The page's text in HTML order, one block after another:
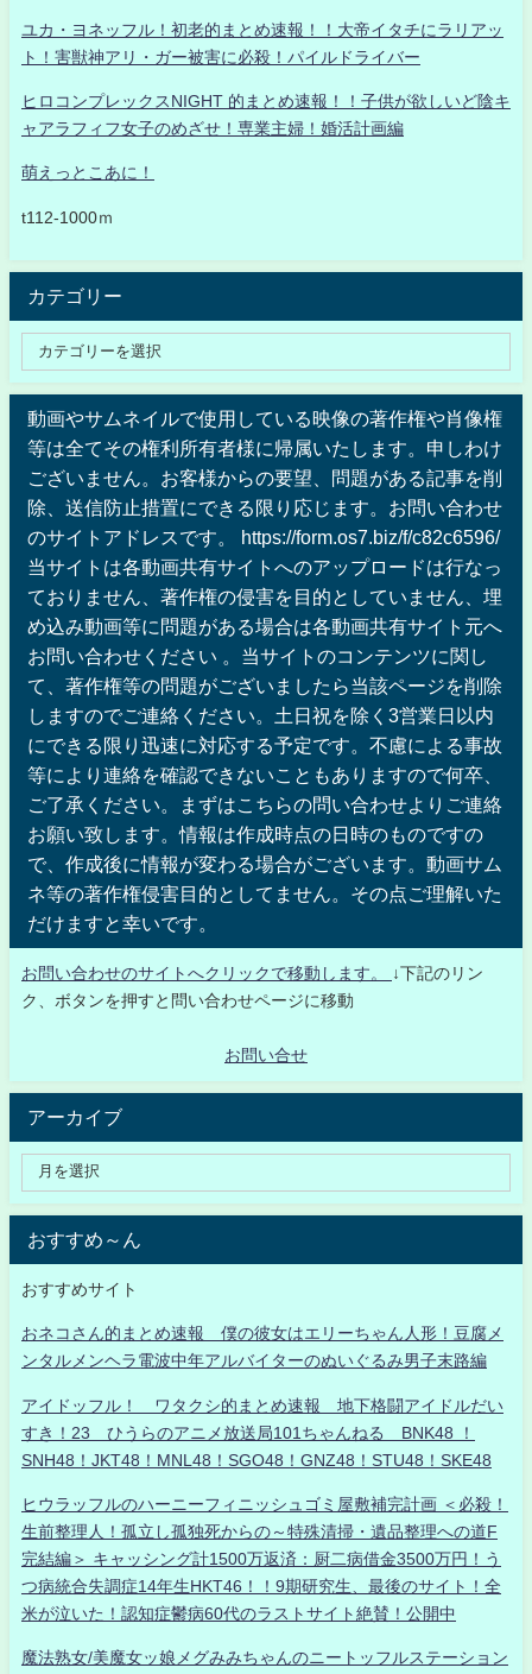
ユカ・ヨネッフル！初老的まとめ速報！！大帝イタチにラリアッ
ト！害獣神アリ・ガー被害に必殺！パイルドライバー
ヒロコンプレックスNIGHT 的まとめ速報！！子供が欲しいど陰キ
ャアラフィフ女子のめざせ！専業主婦！婚活計画編
萌えっとこあに！
t112-1000ｍ
カテゴリー
動画やサムネイルで使用している映像の著作権や肖像権
等は全てその権利所有者様に帰属いたします。申しわけ
ございません。お客様からの要望、問題がある記事を削
除、送信防止措置にできる限り応じます。お問い合わせ
のサイトアドレスです。 https://form.os7.biz/f/c82c6596/
当サイトは各動画共有サイトへのアップロードは行なっ
ておりません、著作権の侵害を目的としていません、埋
め込み動画等に問題がある場合は各動画共有サイト元へ
お問い合わせください 。当サイトのコンテンツに関し
て、著作権等の問題がございましたら当該ページを削除
しますのでご連絡ください。土日祝を除く3営業日以内
にできる限り迅速に対応する予定です。不慮による事故
等により連絡を確認できないこともありますので何卒、
ご了承ください。まずはこちらの問い合わせよりご連絡
お願い致します。情報は作成時点の日時のものですの
で、作成後に情報が変わる場合がございます。動画サム
ネ等の著作権侵害目的としてません。その点ご理解いた
だけますと幸いです。
お問い合わせのサイトへクリックで移動します。
↓下記のリン
ク、ボタンを押すと問い合わせページに移動
お問い合せ
アーカイブ
おすすめ～ん
おすすめサイト
おネコさん的まとめ速報 僕の彼女はエリーちゃん人形！豆腐メ
ンタルメンヘラ電波中年アルバイターのぬいぐるみ男子末路編
アイドッフル！ ワタクシ的まとめ速報 地下格闘アイドルだい
すき！23 ひうらのアニメ放送局101ちゃんねる BNK48 ！
SNH48！JKT48！MNL48！SGO48！GNZ48！STU48！SKE48
ヒウラッフルのハーニーフィニッシュゴミ屋敷補完計画 ＜必殺！
生前整理人！孤立し孤独死からの～特殊清掃・遺品整理への道F
完結編＞ キャッシング計1500万返済：厨二病借金3500万円！う
つ病統合失調症14年生HKT46！！9期研究生、最後のサイト！全
米が泣いた！認知症鬱病60代のラストサイト絶賛！公開中
魔法熟女/美魔女ッ娘メグみみちゃんのニートッフルステーション